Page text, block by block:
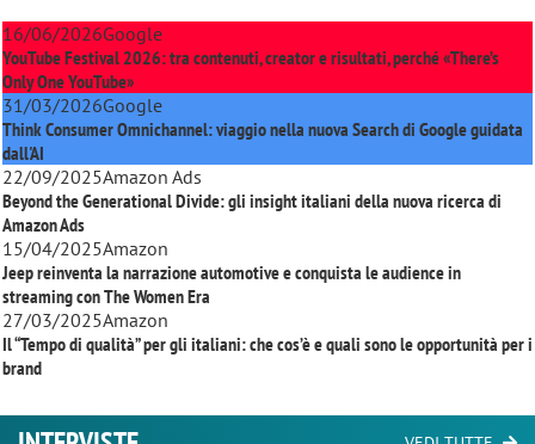
16/06/2026Google
YouTube Festival 2026: tra contenuti, creator e risultati, perché «There’s
Only One YouTube»
31/03/2026Google
Think Consumer Omnichannel: viaggio nella nuova Search di Google guidata
dall'AI
22/09/2025Amazon Ads
Beyond the Generational Divide: gli insight italiani della nuova ricerca di
Amazon Ads
15/04/2025Amazon
Jeep reinventa la narrazione automotive e conquista le audience in
streaming conThe Women Era
27/03/2025Amazon
Il “Tempo di qualità” per gli italiani: che cos’è e quali sono le opportunità per i
brand